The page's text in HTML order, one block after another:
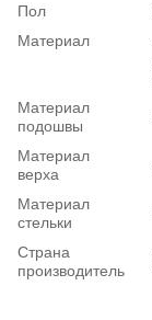
Пол
Материал
Материал
подошвы
Материал
верха
Материал
стельки
Страна
производитель